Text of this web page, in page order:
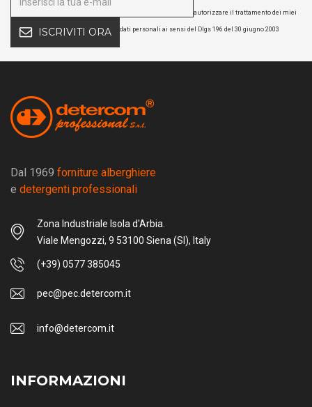
ISCRIVITI ORA
autorizzare il trattamento dei miei
dati personali ai sensi del Dlgs 196 del 30 giugno 2003
Dal 1969 forniture alberghiere
e detergenti professionali
Zona Industriale Isola d'Arbia.
Viale Mengozzi, 9 53100 Siena (SI), Italy
(+39) 0577 385045
pec@pec.detercom.it
info@detercom.it
INFORMAZIONI